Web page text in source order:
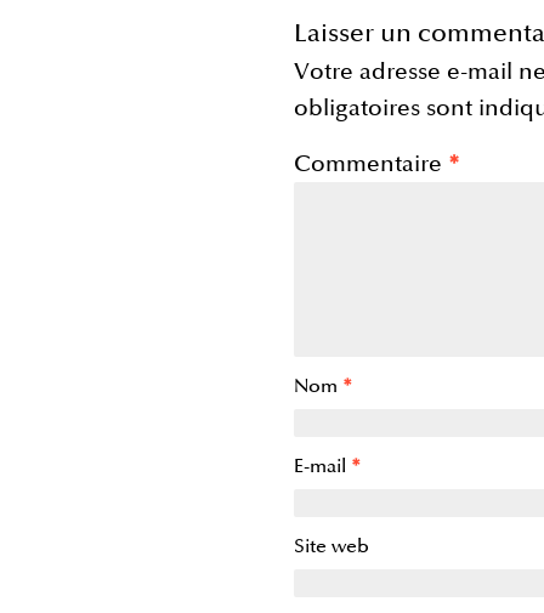
Laisser un
Votre adresse e-mail
obligatoires sont
Commentaire *
Nom *
E-mail *
Site web